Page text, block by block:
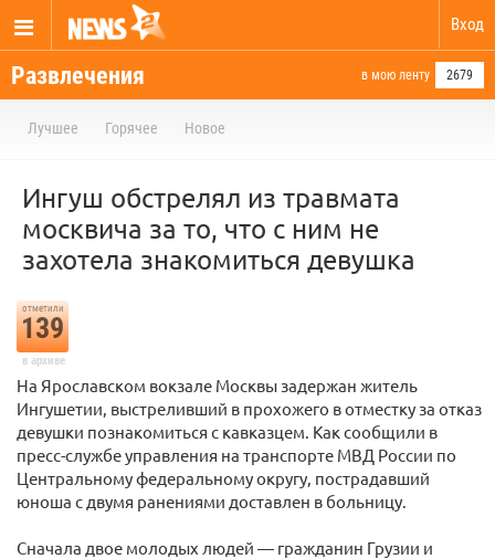
Вход
Развлечения в мою ленту 2679
Лучшее Горячее Новое
Ингуш обстрелял из травмата
москвича за то, что с ним не
захотела знакомиться девушка
отметили
139
в архиве
На Ярославском вокзале Москвы задержан житель
Ингушетии, выстреливший в прохожего в отместку за отказ
девушки познакомиться с кавказцем. Как сообщили в
пресс-службе управления на транспорте МВД России по
Центральному федеральному округу, пострадавший
юноша с двумя ранениями доставлен в больницу.
Сначала двое молодых людей — гражданин Грузии и